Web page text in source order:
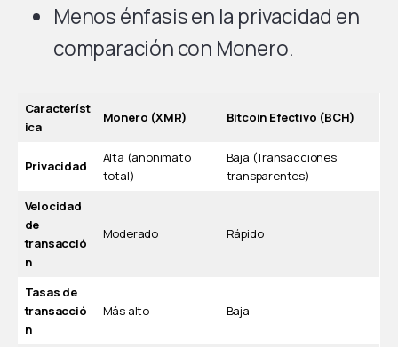
Menos énfasis en la privacidad en
comparación con Monero.
Característ
ica
Monero (XMR) Bitcoin Efectivo (BCH)
Privacidad
Alta (anonimato
total)
Baja (Transacciones
transparentes)
Velocidad
de
transacció
n
Moderado Rápido
Tasas de
transacció
n
Más alto Baja